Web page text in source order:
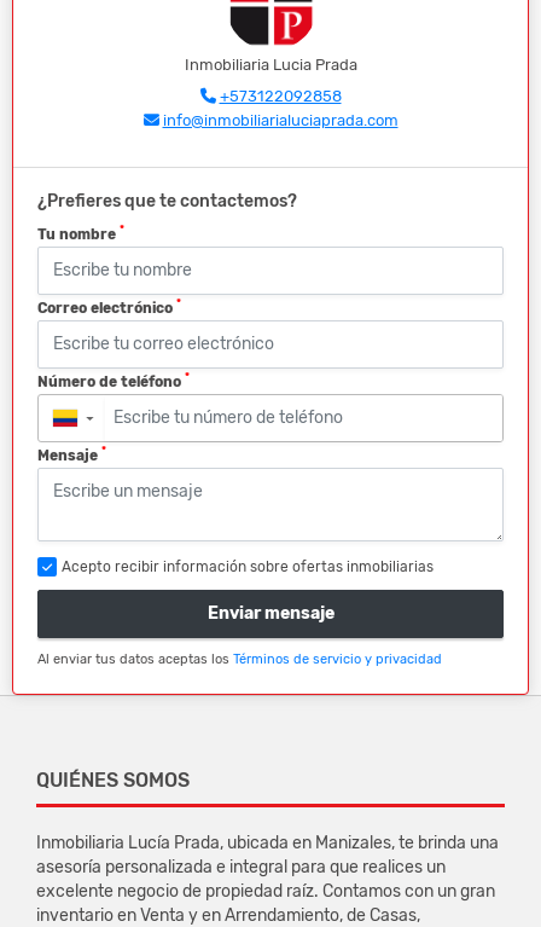
Inmobiliaria Lucia Prada
+573122092858
info@inmobiliarialuciaprada.com
¿Prefieres que te contactemos?
Tu nombre *
Correo electrónico *
Número de teléfono *
▼
Mensaje *
Acepto recibir información sobre ofertas inmobiliarias
Enviar mensaje
Al enviar tus datos aceptas los Términos de servicio y privacidad
QUIÉNES SOMOS
Inmobiliaria Lucía Prada, ubicada en Manizales, te brinda una
asesoría personalizada e integral para que realices un
excelente negocio de propiedad raíz. Contamos con un gran
inventario en Venta y en Arrendamiento, de Casas,